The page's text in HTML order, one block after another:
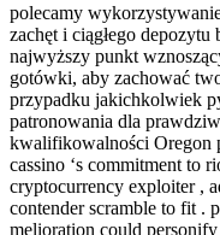
polecamy
zachęt i ciągłego
najwyższy punkt
gotówki, aby zachować
przypadku jakichkolwiek
patronowania dla
kwalifikowalności Oregon
cassino ‘s commitment to
cryptocurrency exploiter ,
contender scramble to fit .
melioration could